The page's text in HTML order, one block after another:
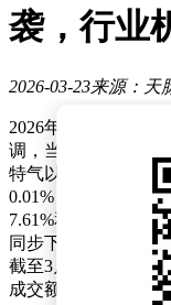
袭，行业
2026-03-23来源：天
2026年3月23日，上
调，当日13时25分
特气以3.07%涨幅领
0.01%；东芯股份、
7.61%和7.06%。跟
同步下跌3.99%，最
截至3月20日该ETF
成交额1.53亿元，